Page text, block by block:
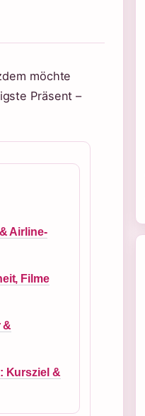
möchte
Präsent –
Airline-
Filme
&
Kursziel &